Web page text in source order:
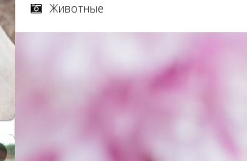
Животные